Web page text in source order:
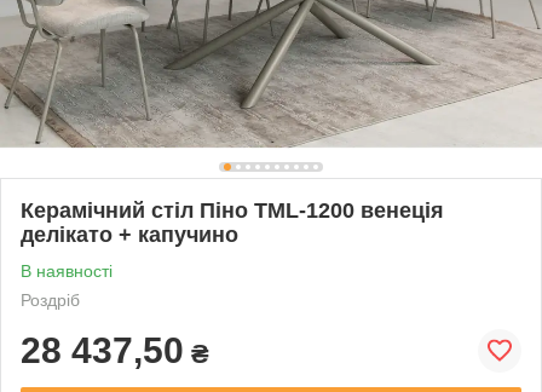
Керамічний стіл Піно TML-1200 венеція
делікато + капучино
В наявності
Роздріб
28 437,50 ₴